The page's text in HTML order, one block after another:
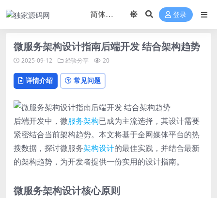
登录
微服务架构设计指南后端开发 结合架构趋势
2025-09-12 经验分享 20
详情介绍 常见问题
后端开发中，微服务架构已成为主流选择，其设计需要
紧密结合当前架构趋势。本文将基于全网媒体平台的热
搜数据，探讨微服务架构设计的最佳实践，并结合最新
的架构趋势，为开发者提供一份实用的设计指南。
微服务架构设计核心原则